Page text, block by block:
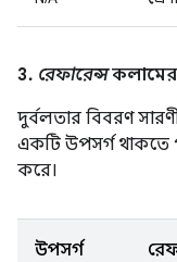
3. রেফারেন্সকলামের
দুর্বলতার বিবরণ
একটি উপসর্গ থাকতে
করে।
উপসর্গ